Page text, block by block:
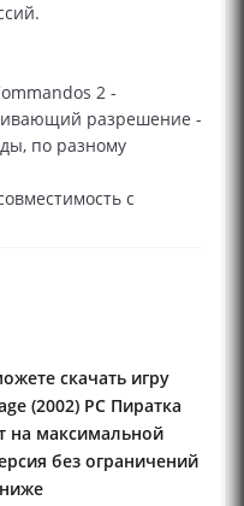
2 -
разрешение -
по разному
с
скачать игру
(2002) PC Пиратка
на максимальной
без ограничений